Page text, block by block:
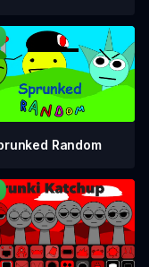
Random